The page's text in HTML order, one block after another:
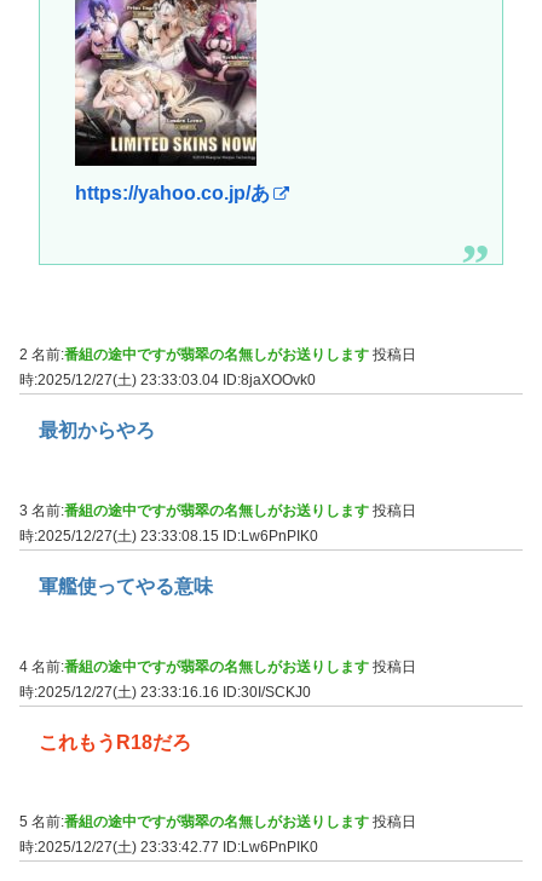
https://yahoo.co.jp/あ
2 名前:番組の途中ですが翡翠の名無しがお送りします 投稿日
時:2025/12/27(土) 23:33:03.04 ID:8jaXOOvk0
最初からやろ
3 名前:番組の途中ですが翡翠の名無しがお送りします 投稿日
時:2025/12/27(土) 23:33:08.15
ID:Lw6PnPIK0
軍艦使ってやる意味
4 名前:番組の途中ですが翡翠の名無しがお送りします 投稿日
時:2025/12/27(土) 23:33:16.16 ID:30I/SCKJ0
これもうR18だろ
5 名前:番組の途中ですが翡翠の名無しがお送りします 投稿日
時:2025/12/27(土) 23:33:42.77
ID:Lw6PnPIK0